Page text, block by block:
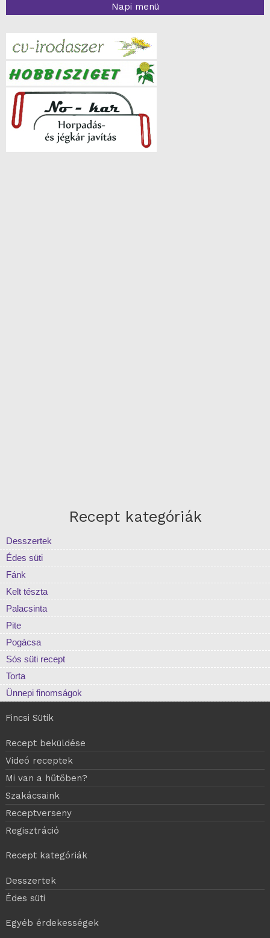
Napi menü
Recept kategóriák
Desszertek
Édes süti
Fánk
Kelt tészta
Palacsinta
Pite
Pogácsa
Sós süti recept
Torta
Ünnepi finomságok
Fincsi Sütik
Recept beküldése
Videó receptek
Mi van a hűtőben?
Szakácsaink
Receptverseny
Regisztráció
Recept kategóriák
Desszertek
Édes süti
Egyéb érdekességek